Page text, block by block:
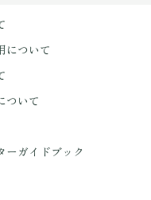
について
ついて
ーガイドブック